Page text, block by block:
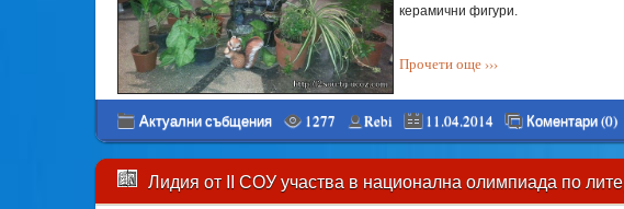
керамични фигури.
Прочети още ›››
Актуални събщения 1277 Rebi 11.04.2014 Коментари (0)
Лидия от ІІ СОУ участва в национална олимпиада по